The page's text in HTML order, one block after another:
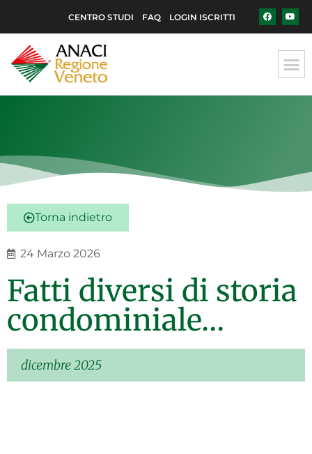
CENTRO STUDI FAQ LOGIN ISCRITTI
Torna indietro
24 Marzo 2026
Fatti diversi di storia
condominiale…
dicembre 2025